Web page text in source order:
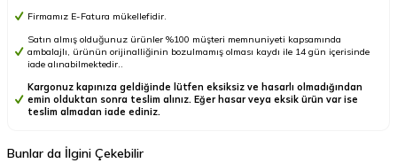
Firmamız E-Fatura mükellefidir.
Satın almış olduğunuz ürünler %100 müşteri memnuniyeti kapsamında
ambalajlı, ürünün orijinalliğinin bozulmamış olması kaydı ile 14 gün içerisinde
iade alınabilmektedir..
Kargonuz kapınıza geldiğinde lütfen eksiksiz ve hasarlı olmadığından
emin olduktan sonra teslim alınız. Eğer hasar veya eksik ürün var ise
teslim almadan iade ediniz.
Bunlar da İlgini Çekebilir